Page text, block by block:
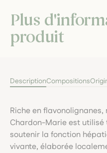
Plus
produit
DescriptionCompositions
Riche en
Chardon-Marie est
soutenir la fonction
vivante, élaborée